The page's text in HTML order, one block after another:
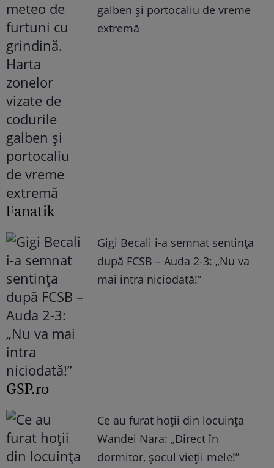
galben și portocaliu de vreme
extremă
Fanatik
Gigi Becali i-a semnat sentința
după FCSB – Auda 2-3: „Nu va
mai intra niciodată!”
GSP.ro
Ce au furat hoții din locuința
Wandei Nara: „Direct în
dormitor, șocul vieții mele!”